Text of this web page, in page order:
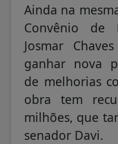
Ainda na
Convênio de
Josmar
ganhar nova
de melhorias
obra tem
milhões, que
senador Davi.